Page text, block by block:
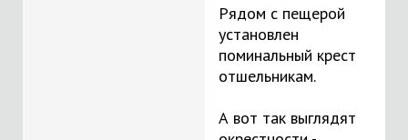
Рядом с пещерой
установлен
поминальный крест
отшельникам.
А вот так выглядят